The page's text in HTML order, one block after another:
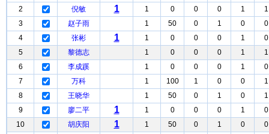
2
倪敏 1 1 0 0 0 1
1
3
赵子雨 1 50 0 1 0
0
4
张彬 1 1 0 0 0 1
0
5
黎德志 1 0 0 0 1
1
6
李成蹊 1 0 0 0 1
0
7
万科 1 100 1 0 0
1
8
王晓华 1 50 0 1 0
1
9
廖二平 1 1 0 0 0 1
0
10
胡庆阳 1 1 50 0 1 0
0